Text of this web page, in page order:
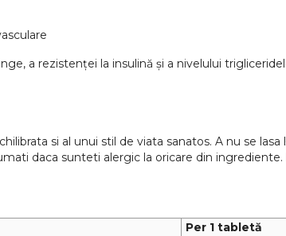
a rezistenței la insulină și a nivelului
si al unui stil de viata sanatos. A nu se lasa
daca sunteti alergic la oricare din
Per 1 tabletă